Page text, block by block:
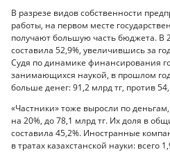
В разрезе видов собственности
работы, на первом месте
получают большую часть бюджета. В
составила 52,9%, увеличившись за
Судя по динамике финансирования
занимающихся наукой, в прошлом
больше денег: 91,2 млрд тг, против
«Частники» тоже выросли по
на 20%, до 78,1 млрд тг. Их доля в
составила 45,2%. Иностранные
в тратах казахстанской науки: всего